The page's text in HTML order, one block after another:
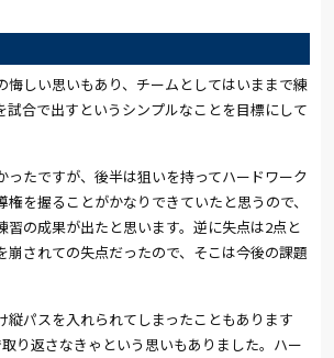
悔しい思いもあり、チームとしてはいままで練
試合で出すというシンプルなことを目標にして
ったですが、後半は狙いを持ってハードワーク
権を握ることがかなりできていたと思うので、
習の成果が出たと思います。逆に失点は2点と
崩されての失点だったので、そこは今後の課題
縦パスを入れられてしまったこともあります
り返さなきゃという思いもありました。ハー